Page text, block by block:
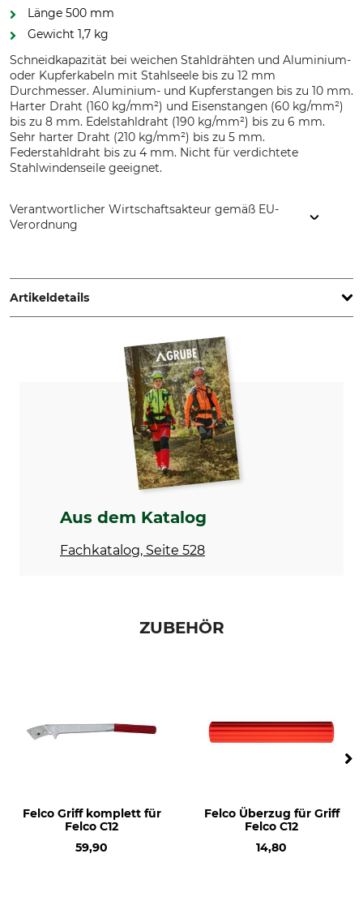
Länge 500 mm
Gewicht 1,7 kg
Schneidkapazität bei weichen Stahldrähten und Aluminium-
oder Kupferkabeln mit Stahlseele bis zu 12 mm
Durchmesser. Aluminium- und Kupferstangen bis zu 10 mm.
Harter Draht (160 kg/mm²) und Eisenstangen (60 kg/mm²)
bis zu 8 mm. Edelstahldraht (190 kg/mm²) bis zu 6 mm.
Sehr harter Draht (210 kg/mm²) bis zu 5 mm.
Federstahldraht bis zu 4 mm. Nicht für verdichtete
Stahlwindenseile geeignet.
Verantwortlicher Wirtschaftsakteur gemäß EU-
Verordnung
Freiberg/N., Germany, www.felco.eu
Artikeldetails
Modellbezeichnung
Draht- und Kabelschere C12
Made in Switzerland
Aus dem Katalog
Fachkatalog, Seite 528
ZUBEHÖR
Felco Griff komplett für
Felco C12
59,90
Felco Überzug für Griff
Felco C12
14,80